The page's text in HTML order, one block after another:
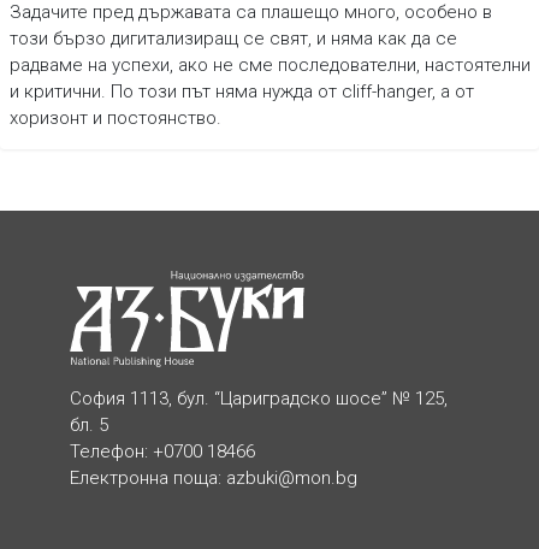
Задачите пред държавата са плашещо много, особено в
този бързо дигитализиращ се свят, и няма как да се
радваме на успехи, ако не сме последователни, настоятелни
и критични. По този път няма нужда от cliff-hanger, а от
хоризонт и постоянство.
София 1113, бул. “Цариградско шосе” № 125,
бл. 5
Телефон: +0700 18466
Електронна поща: azbuki@mon.bg